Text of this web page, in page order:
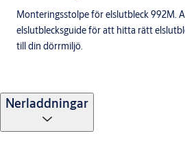
Monteringsstolpe för elslutbleck 992M.
elslutblecksguide för att hitta rätt
till din dörrmiljö.
Nerladdningar